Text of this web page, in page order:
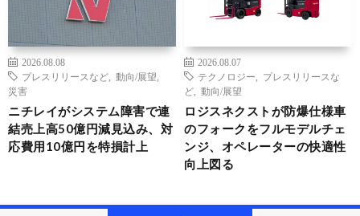
2026.08.08
プレスリリースなど
動向/展望
災害
ニチレイがシステム障害で連
結売上高50億円減見込み、対
応費用10億円を特損計上
2026.08.07
テクノロジー
プレスリリースな
ど
動向/展望
ロジスネクストが防爆仕様車
のフォークをフルモデルチェ
ンジ、オペレーターの快適性
向上図る